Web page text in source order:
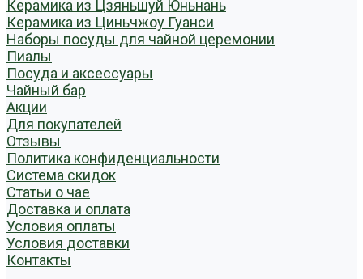
Керамика из Цзяньшуй Юньнань
Керамика из Циньчжоу Гуанси
Наборы посуды для чайной церемонии
Пиалы
Посуда и аксессуары
Чайный бар
Акции
Для покупателей
Отзывы
Политика конфиденциальности
Система скидок
Статьи о чае
Доставка и оплата
Условия оплаты
Условия доставки
Контакты